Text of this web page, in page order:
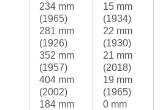
234 mm
(1965)
281 mm
(1926)
352 mm
(1957)
404 mm
(2002)
184 mm
15 mm
(1934)
22 mm
(1930)
21 mm
(2018)
19 mm
(1965)
0 mm